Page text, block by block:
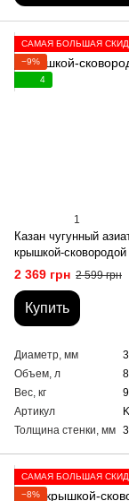
САМАЯ БОЛЬШАЯ
−9%
4
1
Казан чугунный
крышкой-сковородой
2 369 грн 2 599 грн
Купить
Диаметр, мм
Объем, л
8
Вес, кг
Артикул
Толщина стенки, мм
САМАЯ БОЛЬШАЯ
−8%